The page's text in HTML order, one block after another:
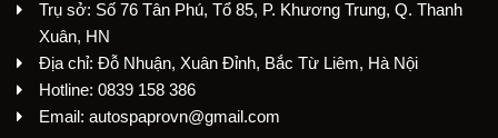
Trụ sở: Số 76 Tân Phú, Tổ 85, P. Khương Trung, Q. Thanh
Xuân, HN
Địa chỉ: Đỗ Nhuận, Xuân Đỉnh, Bắc Từ Liêm, Hà Nội
Hotline: 0839 158 386
Email: autospaprovn@gmail.com